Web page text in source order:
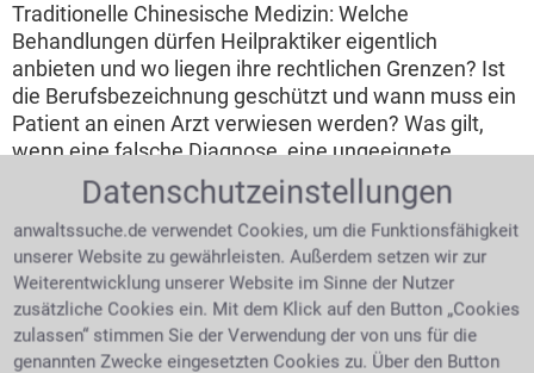
Traditionelle Chinesische Medizin: Welche
Behandlungen dürfen Heilpraktiker eigentlich
anbieten und wo liegen ihre rechtlichen Grenzen? Ist
die Berufsbezeichnung geschützt und wann muss ein
Patient an einen Arzt verwiesen werden? Was gilt,
wenn eine falsche Diagnose, eine ungeeignete
Therapie oder mangelnde Aufklärung zu
gesundheitlichen Schäden führt? Und unter welchen
Voraussetzungen können Betroffene Schadensersatz
und Schmerzensgeld verlangen?
4.0 / (694 Bewertungen)
Datenschutzeinstellungen
anwaltssuche.de verwendet Cookies, um die Funktionsfähigkeit
unserer Website zu gewährleisten. Außerdem setzen wir zur
Weiterentwicklung unserer Website im Sinne der Nutzer
zusätzliche Cookies ein. Mit dem Klick auf den Button „Cookies
zulassen“ stimmen Sie der Verwendung der von uns für die
genannten Zwecke eingesetzten Cookies zu. Über den Button